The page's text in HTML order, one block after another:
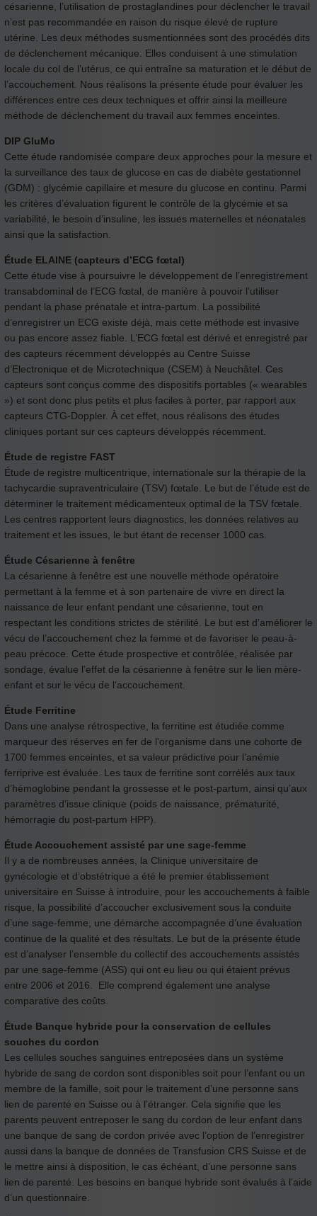
césarienne, l’utilisation de prostaglandines pour déclencher le travail
n’est pas recommandée en raison du risque élevé de rupture
utérine. Les deux méthodes susmentionnées sont des procédés dits
de déclenchement mécanique. Elles conduisent à une stimulation
locale du col de l’utérus, ce qui entraîne sa maturation et le début de
l’accouchement. Nous réalisons la présente étude pour évaluer les
différences entre ces deux techniques et offrir ainsi la meilleure
méthode de déclenchement du travail aux femmes enceintes.
DIP GluMo
Cette étude randomisée compare deux approches pour la mesure et
la surveillance des taux de glucose en cas de diabète gestationnel
(GDM) : glycémie capillaire et mesure du glucose en continu. Parmi
les critères d’évaluation figurent le contrôle de la glycémie et sa
variabilité, le besoin d’insuline, les issues maternelles et néonatales
ainsi que la satisfaction.
Étude ELAINE (capteurs d’ECG fœtal)
Cette étude vise à poursuivre le développement de l’enregistrement
transabdominal de l’ECG fœtal, de manière à pouvoir l’utiliser
pendant la phase prénatale et intra-partum. La possibilité
d’enregistrer un ECG existe déjà, mais cette méthode est invasive
ou pas encore assez fiable. L’ECG fœtal est dérivé et enregistré par
des capteurs récemment développés au Centre Suisse
d’Electronique et de Microtechnique (CSEM) à Neuchâtel. Ces
capteurs sont conçus comme des dispositifs portables (« wearables
») et sont donc plus petits et plus faciles à porter, par rapport aux
capteurs CTG-Doppler. À cet effet, nous réalisons des études
cliniques portant sur ces capteurs développés récemment.
Étude de registre FAST
Étude de registre multicentrique, internationale sur la thérapie de la
tachycardie supraventriculaire (TSV) fœtale. Le but de l’étude est de
déterminer le traitement médicamenteux optimal de la TSV fœtale.
Les centres rapportent leurs diagnostics, les données relatives au
traitement et les issues, le but étant de recenser 1000 cas.
Étude Césarienne à fenêtre
La césarienne à fenêtre est une nouvelle méthode opératoire
permettant à la femme et à son partenaire de vivre en direct la
naissance de leur enfant pendant une césarienne, tout en
respectant les conditions strictes de stérilité. Le but est d’améliorer le
vécu de l’accouchement chez la femme et de favoriser le peau-à-
peau précoce. Cette étude prospective et contrôlée, réalisée par
sondage, évalue l’effet de la césarienne à fenêtre sur le lien mère-
enfant et sur le vécu de l’accouchement.
Étude Ferritine
Dans une analyse rétrospective, la ferritine est étudiée comme
marqueur des réserves en fer de l'organisme dans une cohorte de
1700 femmes enceintes, et sa valeur prédictive pour l’anémie
ferriprive est évaluée. Les taux de ferritine sont corrélés aux taux
d’hémoglobine pendant la grossesse et le post-partum, ainsi qu’aux
paramètres d’issue clinique (poids de naissance, prématurité,
hémorragie du post-partum HPP).
Étude Accouchement assisté par une sage-femme
Il y a de nombreuses années, la Clinique universitaire de
gynécologie et d’obstétrique a été le premier établissement
universitaire en Suisse à introduire, pour les accouchements à faible
risque, la possibilité d’accoucher exclusivement sous la conduite
d’une sage-femme, une démarche accompagnée d’une évaluation
continue de la qualité et des résultats. Le but de la présente étude
est d’analyser l’ensemble du collectif des accouchements assistés
par une sage-femme (ASS) qui ont eu lieu ou qui étaient prévus
entre 2006 et 2016. Elle comprend également une analyse
comparative des coûts.
Étude Banque hybride pour la conservation de cellules
souches du cordon
Les cellules souches sanguines entreposées dans un système
hybride de sang de cordon sont disponibles soit pour l’enfant ou un
membre de la famille, soit pour le traitement d’une personne sans
lien de parenté en Suisse ou à l’étranger. Cela signifie que les
parents peuvent entreposer le sang du cordon de leur enfant dans
une banque de sang de cordon privée avec l’option de l’enregistrer
aussi dans la banque de données de Transfusion CRS Suisse et de
le mettre ainsi à disposition, le cas échéant, d’une personne sans
lien de parenté. Les besoins en banque hybride sont évalués à l’aide
d’un questionnaire.